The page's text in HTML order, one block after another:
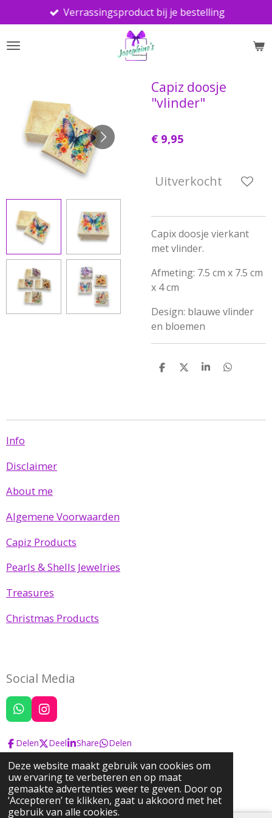
Deze website maakt gebruik van cookies om
uw ervaring te verbeteren en op maat
gemaakte advertenties weer te geven. Door op
‘Accepteren’ te klikken, gaat u akkoord met het
gebruik van alle cookies.
direct
naar
Verrassingsproduct bij je bestelling
Capiz doosje
"vlinder"
€ 9,95
Uitverkocht
Capix doosje vierkant
met vlinder.
Afmeting: 7.5 cm x 7.5 cm
x 4 cm
Design: blauwe vlinder
en bloemen
D
D
S
D
Info
Disclaimer
About me
Algemene Voorwaarden
Capiz Products
Pearls & Shells Jewelries
Treasures
Christmas Products
Social Media
W
h
a
t
A
p
p
I
n
s
t
a
g
r
a
m
Delen Deel Share Delen
© 2022 Josephine's Pearls & Treasures
Powered by JouwWeb